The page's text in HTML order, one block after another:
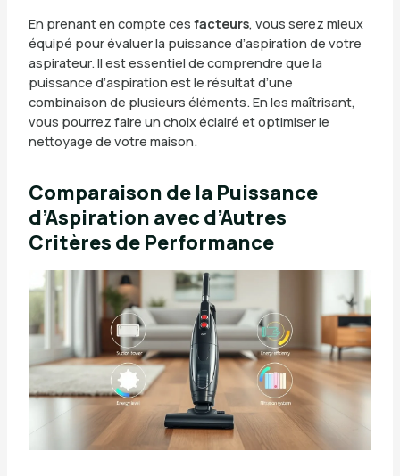
En prenant en compte ces facteurs, vous serez mieux
équipé pour évaluer la puissance d’aspiration de votre
aspirateur. Il est essentiel de comprendre que la
puissance d’aspiration est le résultat d’une
combinaison de plusieurs éléments. En les maîtrisant,
vous pourrez faire un choix éclairé et optimiser le
nettoyage de votre maison.
Comparaison de la Puissance
d’Aspiration avec d’Autres
Critères de Performance